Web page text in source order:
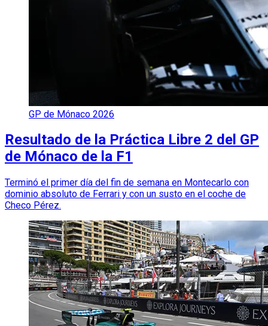
GP de Mónaco 2026
Resultado de la Práctica Libre 2 del GP
de Mónaco de la F1
Terminó el primer día del fin de semana en Montecarlo con
dominio absoluto de Ferrari y con un susto en el coche de
Checo Pérez.